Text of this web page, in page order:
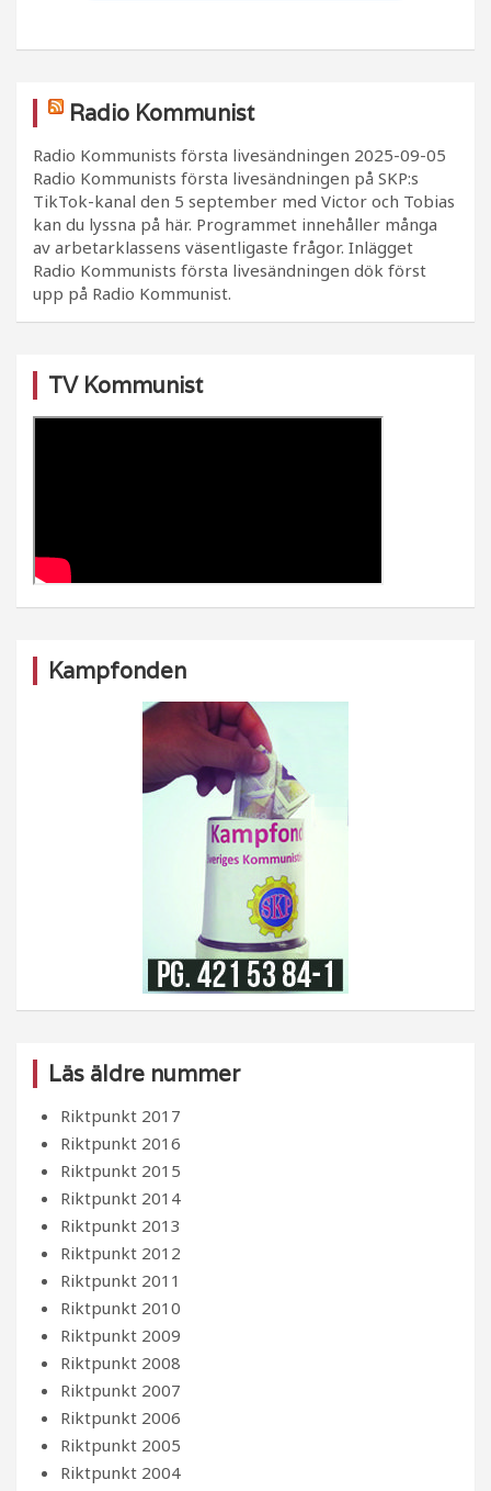
Radio Kommunist
Radio Kommunists första livesändningen 2025-09-05
Radio Kommunists första livesändningen på SKP:s
TikTok-kanal den 5 september med Victor och Tobias
kan du lyssna på här. Programmet innehåller många
av arbetarklassens väsentligaste frågor. Inlägget
Radio Kommunists första livesändningen dök först
upp på Radio Kommunist.
TV Kommunist
Kampfonden
Läs äldre nummer
Riktpunkt 2017
Riktpunkt 2016
Riktpunkt 2015
Riktpunkt 2014
Riktpunkt 2013
Riktpunkt 2012
Riktpunkt 2011
Riktpunkt 2010
Riktpunkt 2009
Riktpunkt 2008
Riktpunkt 2007
Riktpunkt 2006
Riktpunkt 2005
Riktpunkt 2004